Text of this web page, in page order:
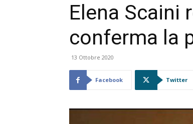
Elena Scaini
conferma la
13 Ottobre 2020
Facebook Twitter